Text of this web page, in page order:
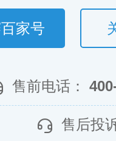
家号
售前电话：
售后投